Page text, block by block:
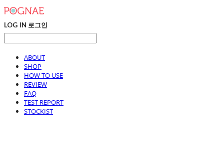
LOG IN 로그인
ABOUT
SHOP
HOW TO USE
REVIEW
FAQ
TEST REPORT
STOCKIST